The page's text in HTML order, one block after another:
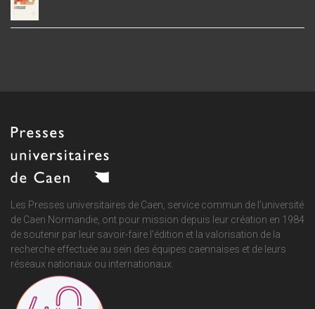
Les Presses universitaires de Caen, service commun de l'université
de Caen Normandie , ont pour mission depuis leur création en 1984
de soutenir par leur savoir-faire l'édition et la valorisation de la
recherche effectuée au sein des équipes caennaises et de leurs
réseaux nationaux ou internationaux.